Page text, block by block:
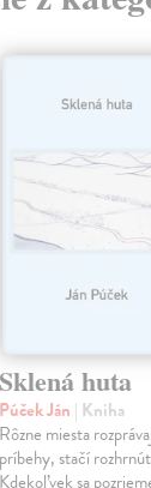
Sklená huta
Púček Ján | Kniha
Rôzne miesta
príbehy, stačí
Kdekoľvek sa